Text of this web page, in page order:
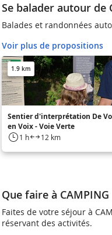
Se balader autour de
Balades et randonnées
Voir plus de propositions
1.9 km
Sentier d'interprétation De
en Voix - Voie Verte
1 h 12 km
Que faire à CAMPING
Faites de votre séjour à
réservant des activités.